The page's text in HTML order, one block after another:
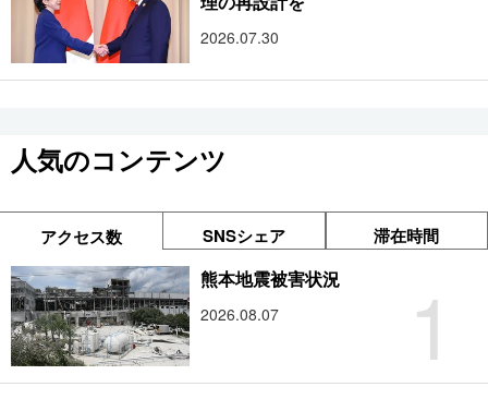
2026.07.30
人気のコンテンツ
アクセス数 SNSシェア 滞在時間
1
熊本地震被害状況
2026.08.07